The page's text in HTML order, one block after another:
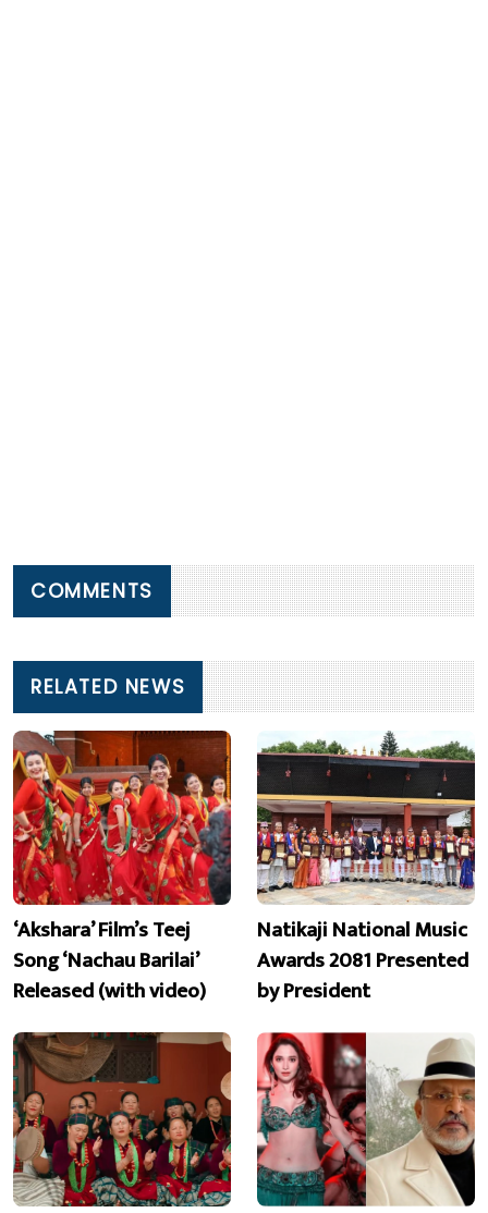
COMMENTS
RELATED NEWS
‘Akshara’ Film’s Teej
Song ‘Nachau Barilai’
Released (with video)
Natikaji National Music
Awards 2081 Presented
by President